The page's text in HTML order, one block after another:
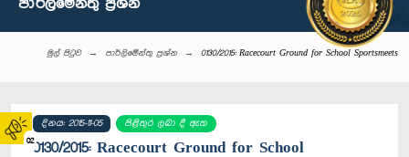
02
පාර්ලි‌මේන්තු‌ ප්‍රශ්න
මුල් පිටුව පාර්ලි‌මේන්තු‌ ප්‍රශ්න 0130/2015: Racecourt Ground for School Sportsmeets
දිනය: 2015-11-05 පිළිතුර ලබා දී ඇත
0130/2015: Racecourt Ground for School